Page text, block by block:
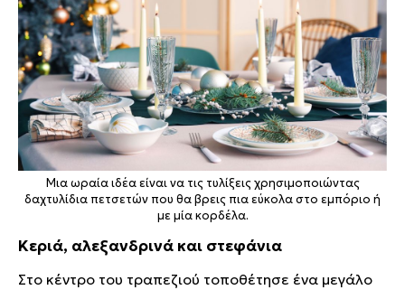
Μια ωραία ιδέα είναι να τις τυλίξεις χρησιμοποιώντας
δαχτυλίδια πετσετών που θα βρεις πια εύκολα στο εμπόριο ή
με μία κορδέλα.
Κεριά, αλεξανδρινά και στεφάνια
Στο κέντρο του τραπεζιού τοποθέτησε ένα μεγάλο